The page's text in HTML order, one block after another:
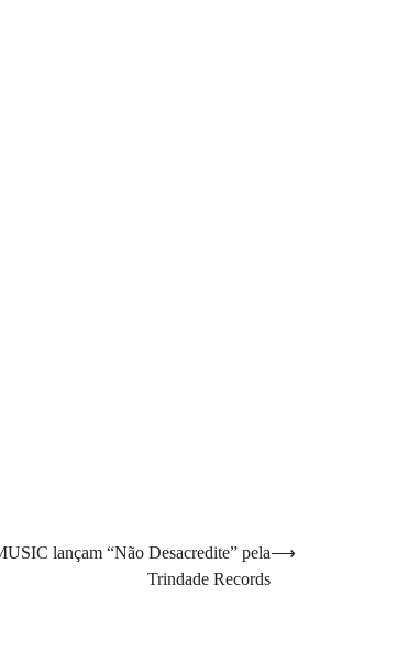
lançam “Não Desacredite” pela
Trindade Records
⟶